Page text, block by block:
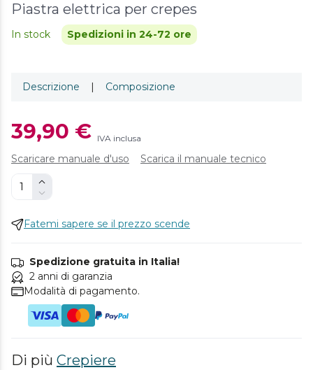
Piastra elettrica per crepes
In stock Spedizioni in 24-72 ore
Descrizione Composizione
39,90 € IVA inclusa
Scaricare manuale d'uso Scarica il manuale tecnico
Fatemi sapere se il prezzo scende
Spedizione gratuita in Italia!
2 anni di garanzia
Modalità di pagamento.
Di più Crepiere